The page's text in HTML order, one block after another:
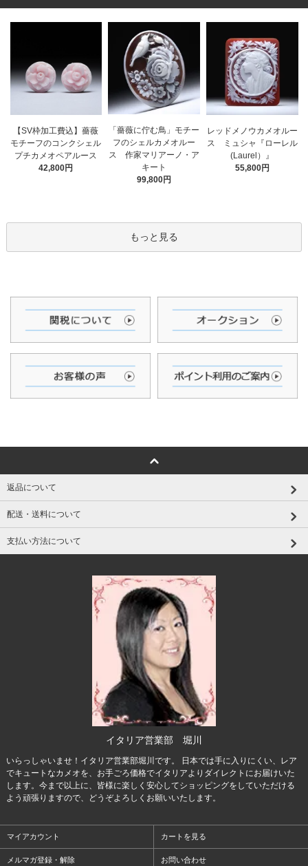
【SV枠加工費込】薔薇
モチーフのコンクシェル
プチカメオペアルース
42,800円
「薔薇に佇む鳥」モチー
フのシェルカメオルー
ス 作家マリアーノ・ア
キート
99,800円
レッドメノウカメオルー
ス ミュシャ『ローレル
(Laurel）』
55,800円
もっと見る
返品について
配送・送料について
支払い方法について
イタリア営業部 堀川
いらっしゃいませ！イタリア営業部堀川です。 日本では手に入りにくい、レア
でキュートなカメオを、お手ごろ価格でイタリアよりダイレクトにお届けいた
します。今まで以上に、皆様に楽しく安心してショッピングをしていただける
よう頑張りますので、どうぞよろしくお願いいたします。
マイアカウント カートを見る
メルマガ登録・解除 お問い合わせ